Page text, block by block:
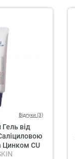
Відгуки (3)
від
Цинком CU
AV Free